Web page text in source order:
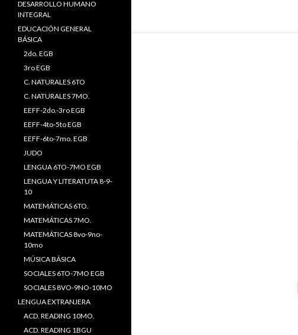
DESARROLLO HUMANO
INTEGRAL
EDUCACIÓN GENERAL
BÁSICA
2do. EGB
3ro EGB
C. NATURALES 6TO
C. NATURALES 7MO.
EEFF-2do.-3ro EGB
EEFF-4to-5to EGB
EEFF-6to-7mo. EGB
JUDO
LENGUA 6TO-7MO EGB
LENGUA Y LITERATUTA 8-9-
10
MATEMÁTICAS 6TO.
MATEMÁTICAS 7MO.
MATEMÁTICAS 8vo-9no-
10mo
MÚSICA BÁSICA
SOCIALES 6TO-7MO EGB
SOCIALES 8VO-9NO-10MO
LENGUA EXTRANJERA
ACD. READING 10MO.
ACD. READING 1BGU